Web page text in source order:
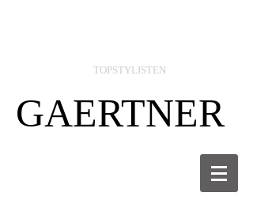
TOPSTYLISTEN
GAERTNER